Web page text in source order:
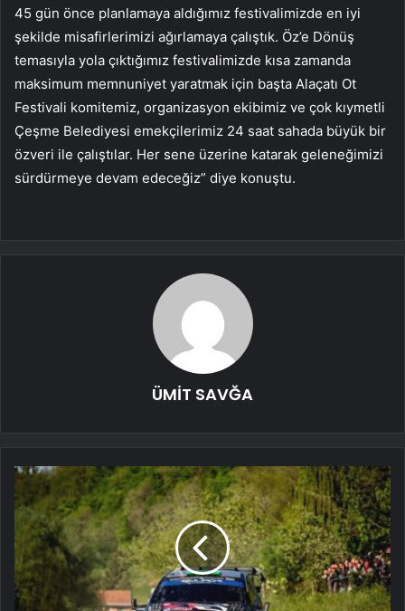
45 gün önce planlamaya aldığımız festivalimizde en iyi
şekilde misafirlerimizi ağırlamaya çalıştık. Öz’e Dönüş
temasıyla yola çıktığımız festivalimizde kısa zamanda
maksimum memnuniyet yaratmak için başta Alaçatı Ot
Festivali komitemiz, organizasyon ekibimiz ve çok kıymetli
Çeşme Belediyesi emekçilerimiz 24 saat sahada büyük bir
özveri ile çalıştılar. Her sene üzerine katarak geleneğimizi
sürdürmeye devam edeceğiz” diye konuştu.
ÜMİT SAVĞA